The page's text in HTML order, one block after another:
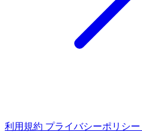
利用規約 プライバシーポリシー